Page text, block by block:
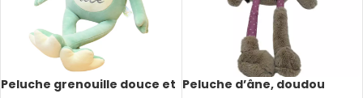
Peluche grenouille douce et Peluche d’âne, doudou